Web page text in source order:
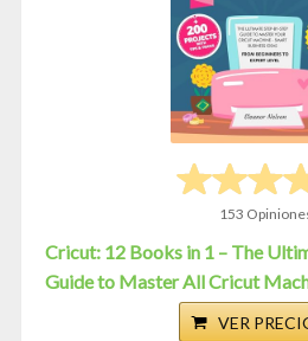
153
Cricut: 12 Books in 1 – The
Guide to Master All Cricut
VER